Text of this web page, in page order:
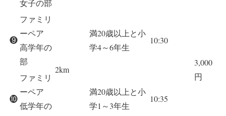
女子の部
❾
ファミリ
ーペア
高学年の
部
2km
満20歳以上と小
学4～6年生
10:30
3,000
円
❿
ファミリ
ーペア
低学年の
満20歳以上と小
学1～3年生
10:35